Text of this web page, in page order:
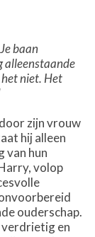
baan
alleenstaande
niet. Het
zijn vrouw
hij alleen
van hun
volop
ouderschap.
en